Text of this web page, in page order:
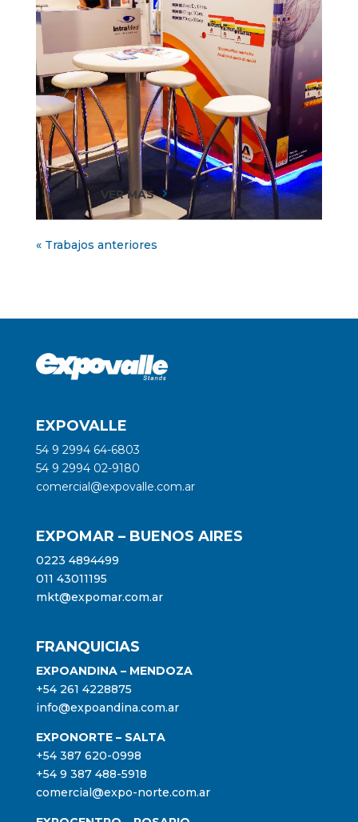
VER MÁS5
« Trabajos anteriores
EXPOVALLE
54 9 2994 64-6803
54 9 2994 02-9180
comercial@expovalle.com.ar
EXPOMAR – BUENOS AIRES
0223 4894499
011 43011195
mkt@expomar.com.ar
FRANQUICIAS
EXPOANDINA – MENDOZA
+54 261 4228875
info@expoandina.com.ar
EXPONORTE – SALTA
+54 387 620-0998
+54 9 387 488-5918
comercial@expo-norte.com.ar